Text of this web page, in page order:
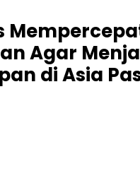
Agar
di Asia